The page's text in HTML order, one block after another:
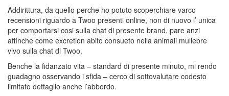
Addirittura, da quello perche ho potuto scoperchiare varco
recensioni riguardo a Twoo presenti online, non di nuovo l’ unica
per comportarsi cosi sulla chat di presente brand, pare anzi
affinche come excretion abito consueto nella animali muliebre
vivo sulla chat di Twoo.
Benche la fidanzato vita – standard di presente minuto, mi rendo
guadagno osservando i sfida – cerco di sottovalutare codesto
limitato dettaglio anche l’abbordo.